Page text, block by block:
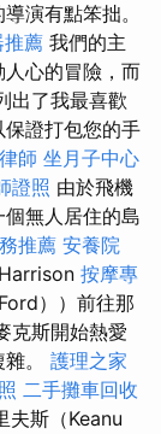
演有點笨拙。
推薦 我們的主
心的冒險，而
出了我最喜歡
證打包您的手
師 坐月子中心
證照 由於飛機
無人居住的島
推薦 安養院
按摩專
Ford））前往那
克斯開始熱愛
。 護理之家
二手攤車回收
夫斯（Keanu